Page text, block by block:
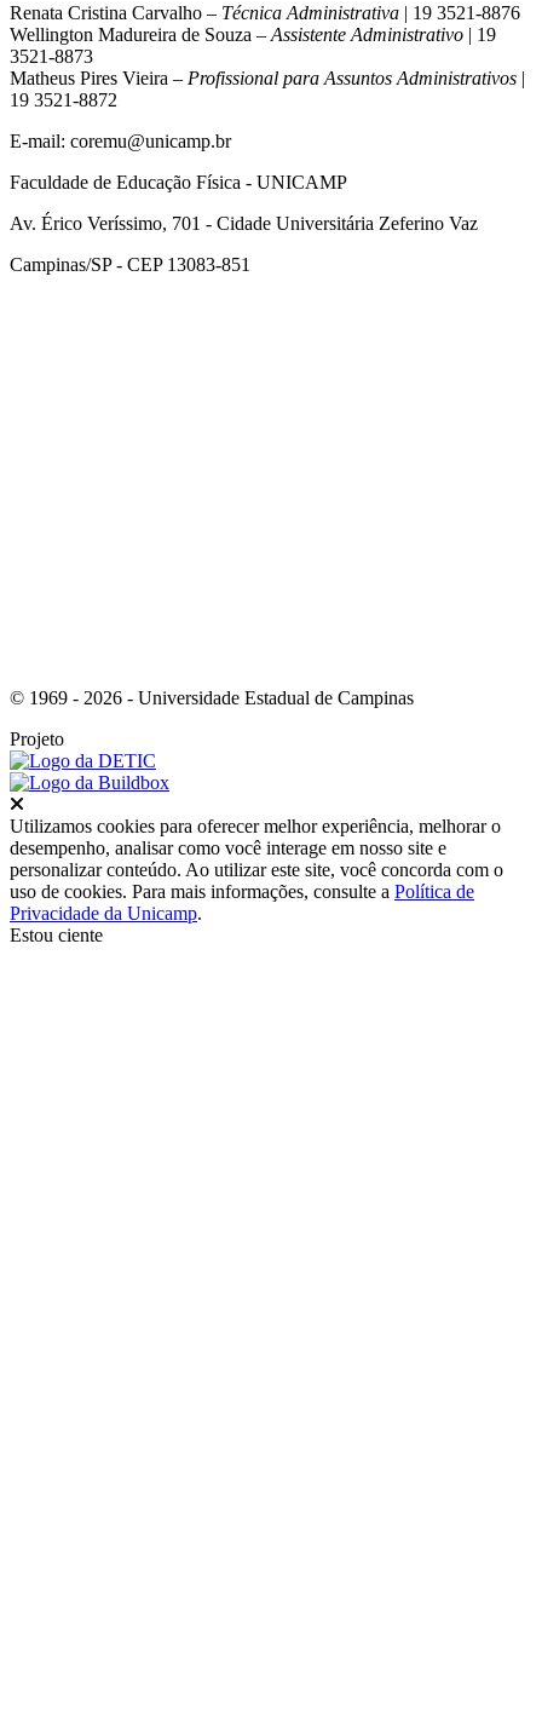
Renata Cristina Carvalho – Técnica Administrativa | 19 3521-8876
Wellington Madureira de Souza – Assistente Administrativo | 19
3521-8873
Matheus Pires Vieira – Profissional para Assuntos Administrativos |
19 3521-8872
E-mail: coremu@unicamp.br
Faculdade de Educação Física - UNICAMP
Av. Érico Veríssimo, 701 - Cidade Universitária Zeferino Vaz
Campinas/SP - CEP 13083-851
© 1969 - 2026 - Universidade Estadual de Campinas
Projeto
Utilizamos cookies para oferecer melhor experiência, melhorar o
desempenho, analisar como você interage em nosso site e
personalizar conteúdo. Ao utilizar este site, você concorda com o
uso de cookies. Para mais informações, consulte a Política de
Privacidade da Unicamp.
Estou ciente